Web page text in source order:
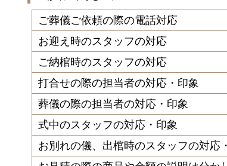
ご葬儀ご依頼の際の電話対応
お迎え時のスタッフの対応
ご納棺時のスタッフの対応
打合せの際の担当者の対応・印象
葬儀の際の担当者の対応・印象
式中のスタッフの対応・印象
お別れの儀、出棺時のスタッフの対応